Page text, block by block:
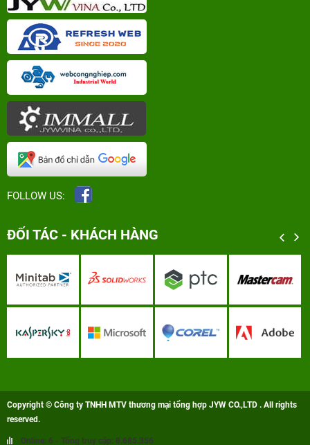
FOLLOW US:
ĐỐI TÁC - KHÁCH HÀNG
Copyright © Công ty TNHH MTV thương mại tổng hợp JYW CO.,LTD . All rights
reserved.
Online: 6 - Tổng truy cập: 8.685.356